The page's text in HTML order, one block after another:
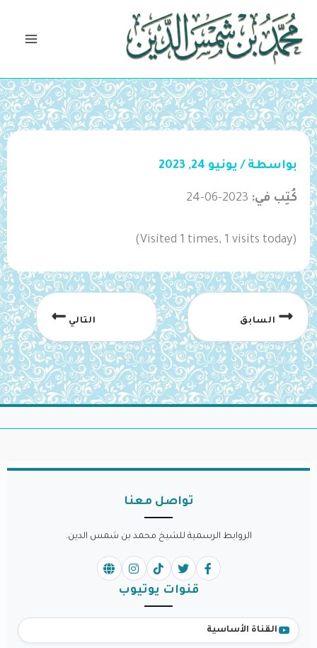
تخطي
المحتوى
بواسطة / يونيو 24, 2023
كُتِب في: 2023-06-24
(Visited 1 times, 1 visits today)
السابق التالي
تواصل معنا
الروابط الرسمية للشيخ محمد بن شمس الدين.
قنوات يوتيوب
القناة الأساسية